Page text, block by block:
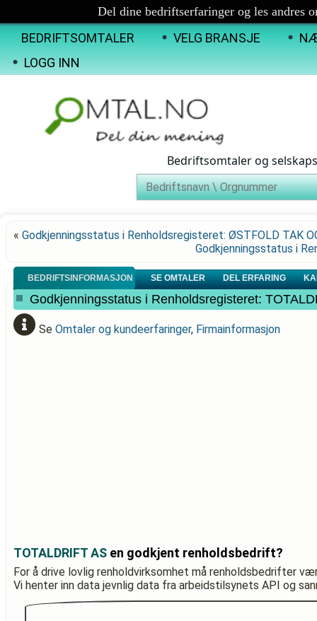
Del dine bedriftserfaringer og les andres
BEDRIFTSOMTALER VELG BRANSJE
LOGG INN
Bedriftsomtaler og
« Godkjenningsstatus i Renholdsregisteret: ØSTFOLD TAK
Godkjenningsstatus i
BEDRIFTSINFORMASJON SE OMTALER DEL ERFARING
Godkjenningsstatus i Renholdsregisteret:
Se Omtaler og kundeerfaringer, Firmainformasjon
TOTALDRIFT AS en godkjent renholdsbedrift?
For å drive lovlig renholdvirksomhet må renholdsbedrifter
Vi henter inn data jevnlig data fra arbeidstilsynets API og